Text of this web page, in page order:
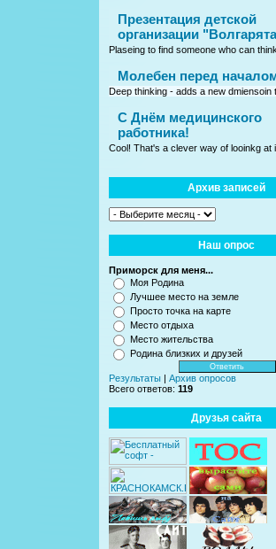
Презентация детской
организации
Plaseing to find someone who can
Молебен перед
Deep thinking - adds a new dmiensoin
C Днём медицинского
работника!
Cool! That's a clever way of looinkg at
Архив записей
Наш опрос
Приморск для меня...
Моя Родина
Лучшее место на земле
Просто точка на карте
Место отдыха
Место жительства
Родина близких и друзей
Результаты
Архив опросов
Всего ответов: 119
Друзья сайта